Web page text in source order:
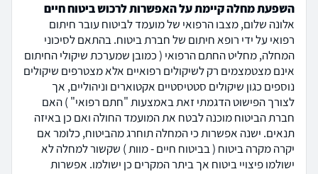
השפעת מחלה קיימת על האפשרות לרכוש ביטוח חיים
אלונה שלום, מצבו הרפואי של מועמד לביטוח עובר חיתום
רפואי על ידי רופא חיתום של חברת ביטוח. בהתאם לסיכוני
המחלה, מחליט החתם הרפואי ( כמובן שמערכת שיקולי החיתום
אינם מצטמצמים רק לשיקולים רפואיים אלא מצטרפים שיקולים
נוספים כגון שיקולים סטטיסטיים אקטוארים וניהוליים, אך
לצורך הפישוט הדגמתי זאת באמצעות "חתם רפואי" ) האם
חברת הביטוח מוכנה לבטח את המועמד החולה ואם כן באיזה
תנאים. ישנה אפשרות כי המחלה תוחרג מהביטוח, כלומר אם
יקרה מקרה ביטוח ( בביטוח חיים - מוות ) שקשור למחלה לא
ישולמו פיצויי ביטוח אך ביתר המקרים כן ישולמו. אפשרות